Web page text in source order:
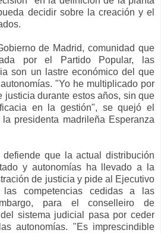
decidir sobre la creación y el
de Madrid, comunidad que
por el Partido Popular, las
son un lastre económico del que
"Yo he multiplicado por
justicia durante estos años, sin que
en la gestión", se quejó el
presidenta madrileña Esperanza
defiende que la actual distribución
y autonomías ha llevado a la
de justicia y pide al Ejecutivo
las competencias cedidas a las
para el conselleiro de
sistema judicial pasa por ceder
autonomías. "Es imprescindible